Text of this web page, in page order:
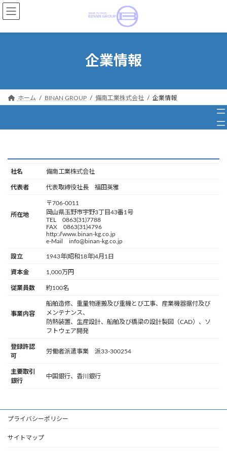
コ
ン
ッ
ナ
ビ
移
企業情報
ホーム BINAN GROUP 備南工業株式会社 企業情報
社名 備南工業株式会社
代表者 代表取締役社長 福田英雅
所在地
〒706-0011
岡山県玉野市宇野3丁目43番1号
TEL 0863(31)7788
FAX 0863(31)4796
http://www.binan-kg.co.jp
e-Mail info@binan-kg.co.jp
設立 1943年(昭和18年)4月1日
資本金 1,000万円
従業員数 約100名
事業内容
船舶造修、重量物運搬及び重機とび工事、産業機器据付及び
メンテナンス、
防熱装置、生産設計、船舶及び橋梁の設計製図（CAD）、ソ
フトウェア開発
登録許認
可
労働者派遣事業 派33-300254
主要取引
銀行
中国銀行、香川銀行
プライバシーポリシー
サイトマップ